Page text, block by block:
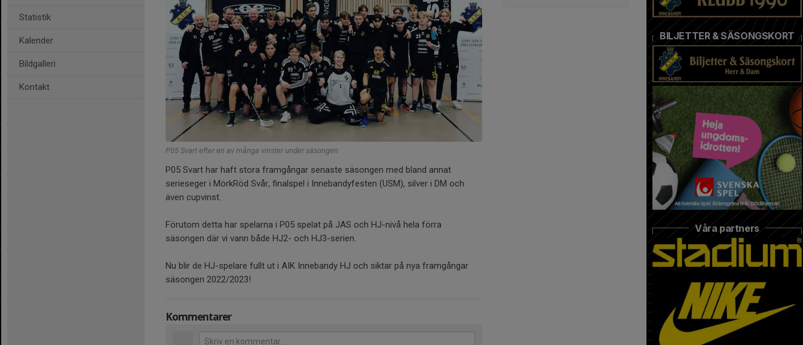
Statistik
Kalender
Bildgalleri
Kontakt
P05 Svart efter en av många vinster under säsongen
P05 Svart har haft stora framgångar senaste säsongen med bland annat
serieseger i MörkRöd Svår, finalspel i Innebandyfesten (USM), silver i DM och
även cupvinst.
Förutom detta har spelarna i P05 spelat på JAS och HJ-nivå hela förra
säsongen där vi vann både HJ2- och HJ3-serien.
Nu blir de HJ-spelare fullt ut i AIK Innebandy HJ och siktar på nya framgångar
säsongen 2022/2023!
Kommentarer
BILJETTER & SÄSONGSKORT
Våra partners